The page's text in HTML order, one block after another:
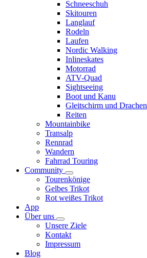
Schneeschuh
Skitouren
Langlauf
Rodeln
Laufen
Nordic Walking
Inlineskates
Motorrad
ATV-Quad
Sightseeing
Boot und Kanu
Gleitschirm und Drachen
Reiten
Mountainbike
Transalp
Rennrad
Wandern
Fahrrad Touring
Community
Tourenkönige
Gelbes Trikot
Rot weißes Trikot
App
Über uns
Unsere Ziele
Kontakt
Impressum
Blog